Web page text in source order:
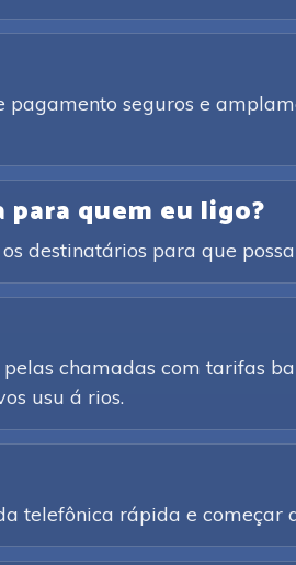
seguros e
para quem eu ligo?
destinatários para que
chamadas com tarifas
usu á rios.
telefônica rápida e começar